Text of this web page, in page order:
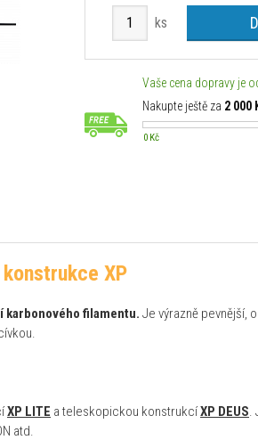
ks
Vaše cena dopravy je
Nakupte ještě za 2 000
0 Kč
XP
karbonového filamentu. Je výrazně pevnější,
XP LITE a teleskopickou konstrukcíXP DEUS.
atd.